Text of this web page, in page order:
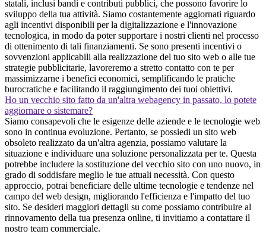
statali, inclusi bandi e contributi pubblici, che possono favorire lo
sviluppo della tua attività. Siamo costantemente aggiornati riguardo
agli incentivi disponibili per la digitalizzazione e l'innovazione
tecnologica, in modo da poter supportare i nostri clienti nel processo
di ottenimento di tali finanziamenti. Se sono presenti incentivi o
sovvenzioni applicabili alla realizzazione del tuo sito web o alle tue
strategie pubblicitarie, lavoreremo a stretto contatto con te per
massimizzarne i benefici economici, semplificando le pratiche
burocratiche e facilitando il raggiungimento dei tuoi obiettivi.
Ho un vecchio sito fatto da un'altra webagency in passato, lo potete
aggiornare o sistemare?
Siamo consapevoli che le esigenze delle aziende e le tecnologie web
sono in continua evoluzione. Pertanto, se possiedi un sito web
obsoleto realizzato da un'altra agenzia, possiamo valutare la
situazione e individuare una soluzione personalizzata per te. Questa
potrebbe includere la sostituzione del vecchio sito con uno nuovo, in
grado di soddisfare meglio le tue attuali necessità. Con questo
approccio, potrai beneficiare delle ultime tecnologie e tendenze nel
campo del web design, migliorando l'efficienza e l'impatto del tuo
sito. Se desideri maggiori dettagli su come possiamo contribuire al
rinnovamento della tua presenza online, ti invitiamo a contattare il
nostro team commerciale.